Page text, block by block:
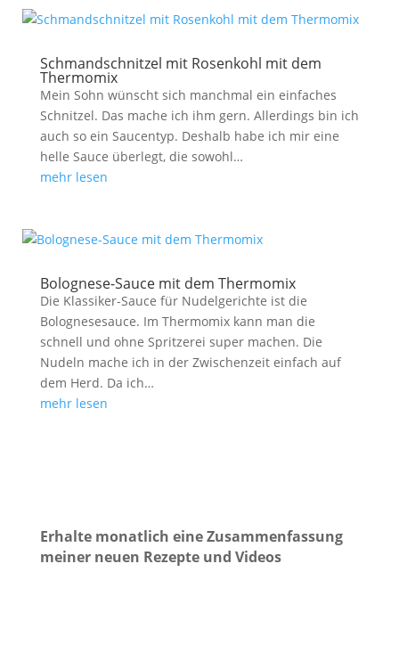
Schmandschnitzel mit Rosenkohl mit dem
Thermomix
Mein Sohn wünscht sich manchmal ein einfaches
Schnitzel. Das mache ich ihm gern. Allerdings bin ich
auch so ein Saucentyp. Deshalb habe ich mir eine
helle Sauce überlegt, die sowohl…
mehr lesen
Bolognese-Sauce mit dem Thermomix
Die Klassiker-Sauce für Nudelgerichte ist die
Bolognesesauce. Im Thermomix kann man die
schnell und ohne Spritzerei super machen. Die
Nudeln mache ich in der Zwischenzeit einfach auf
dem Herd. Da ich…
mehr lesen
Erhalte monatlich eine Zusammenfassung
meiner neuen Rezepte und Videos